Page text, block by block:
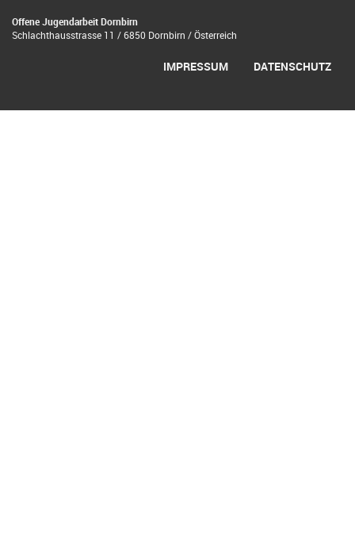
Offene Jugendarbeit Dornbirn
Schlachthausstrasse 11 / 6850 Dornbirn / Österreich
IMPRESSUM DATENSCHUTZ